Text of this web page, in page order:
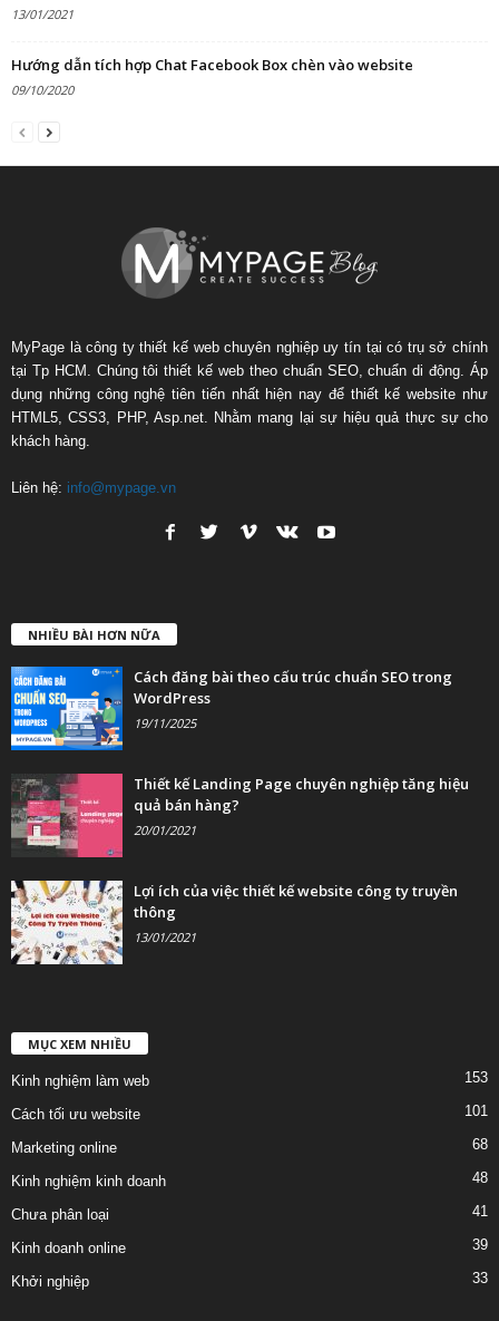
13/01/2021
Hướng dẫn tích hợp Chat Facebook Box chèn vào website
09/10/2020
MyPage là công ty thiết kế web chuyên nghiệp uy tín tại có trụ sở chính
tại Tp HCM. Chúng tôi thiết kế web theo chuẩn SEO, chuẩn di động. Áp
dụng những công nghệ tiên tiến nhất hiện nay để thiết kế website như
HTML5, CSS3, PHP, Asp.net. Nhằm mang lại sự hiệu quả thực sự cho
khách hàng.
Liên hệ: info@mypage.vn
NHIỀU BÀI HƠN NỮA
Cách đăng bài theo cấu trúc chuẩn SEO trong
WordPress
19/11/2025
Thiết kế Landing Page chuyên nghiệp tăng hiệu
quả bán hàng?
20/01/2021
Lợi ích của việc thiết kế website công ty truyền
thông
13/01/2021
MỤC XEM NHIỀU
Kinh nghiệm làm web 153
Cách tối ưu website 101
Marketing online 68
Kinh nghiệm kinh doanh 48
Chưa phân loại 41
Kinh doanh online 39
Khởi nghiệp 33